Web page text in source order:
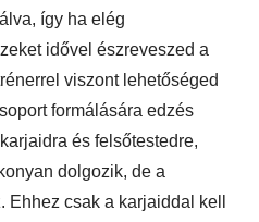
így ha elég
idővel észreveszed a
viszont lehetőséged
formálására edzés
és felsőtestedre,
dolgozik, de a
csak a karjaiddal kell